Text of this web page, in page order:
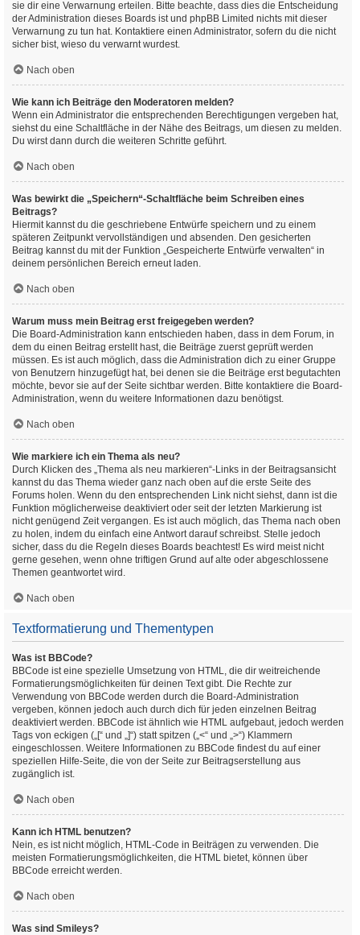
sie dir eine Verwarnung erteilen. Bitte beachte, dass dies die Entscheidung
der Administration dieses Boards ist und phpBB Limited nichts mit dieser
Verwarnung zu tun hat. Kontaktiere einen Administrator, sofern du die nicht
sicher bist, wieso du verwarnt wurdest.
Nach oben
Wie kann ich Beiträge den Moderatoren melden?
Wenn ein Administrator die entsprechenden Berechtigungen vergeben hat,
siehst du eine Schaltfläche in der Nähe des Beitrags, um diesen zu melden.
Du wirst dann durch die weiteren Schritte geführt.
Nach oben
Was bewirkt die „Speichern“-Schaltfläche beim Schreiben eines
Beitrags?
Hiermit kannst du die geschriebene Entwürfe speichern und zu einem
späteren Zeitpunkt vervollständigen und absenden. Den gesicherten
Beitrag kannst du mit der Funktion „Gespeicherte Entwürfe verwalten“ in
deinem persönlichen Bereich erneut laden.
Nach oben
Warum muss mein Beitrag erst freigegeben werden?
Die Board-Administration kann entschieden haben, dass in dem Forum, in
dem du einen Beitrag erstellt hast, die Beiträge zuerst geprüft werden
müssen. Es ist auch möglich, dass die Administration dich zu einer Gruppe
von Benutzern hinzugefügt hat, bei denen sie die Beiträge erst begutachten
möchte, bevor sie auf der Seite sichtbar werden. Bitte kontaktiere die Board-
Administration, wenn du weitere Informationen dazu benötigst.
Nach oben
Wie markiere ich ein Thema als neu?
Durch Klicken des „Thema als neu markieren“-Links in der Beitragsansicht
kannst du das Thema wieder ganz nach oben auf die erste Seite des
Forums holen. Wenn du den entsprechenden Link nicht siehst, dann ist die
Funktion möglicherweise deaktiviert oder seit der letzten Markierung ist
nicht genügend Zeit vergangen. Es ist auch möglich, das Thema nach oben
zu holen, indem du einfach eine Antwort darauf schreibst. Stelle jedoch
sicher, dass du die Regeln dieses Boards beachtest! Es wird meist nicht
gerne gesehen, wenn ohne triftigen Grund auf alte oder abgeschlossene
Themen geantwortet wird.
Nach oben
Textformatierung und Thementypen
Was ist BBCode?
BBCode ist eine spezielle Umsetzung von HTML, die dir weitreichende
Formatierungsmöglichkeiten für deinen Text gibt. Die Rechte zur
Verwendung von BBCode werden durch die Board-Administration
vergeben, können jedoch auch durch dich für jeden einzelnen Beitrag
deaktiviert werden. BBCode ist ähnlich wie HTML aufgebaut, jedoch werden
Tags von eckigen („[“ und „]“) statt spitzen („<“ und „>“) Klammern
eingeschlossen. Weitere Informationen zu BBCode findest du auf einer
speziellen Hilfe-Seite, die von der Seite zur Beitragserstellung aus
zugänglich ist.
Nach oben
Kann ich HTML benutzen?
Nein, es ist nicht möglich, HTML-Code in Beiträgen zu verwenden. Die
meisten Formatierungsmöglichkeiten, die HTML bietet, können über
BBCode erreicht werden.
Nach oben
Was sind Smileys?